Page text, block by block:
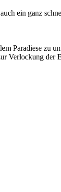
ein ganz
Paradiese zu
Verlockung der